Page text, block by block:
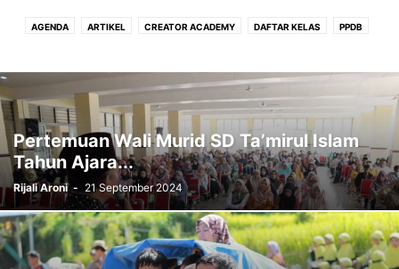
AGENDA ARTIKEL CREATOR ACADEMY DAFTAR KELAS PPDB
Pertemuan Wali Murid SD Ta’mirul Islam
Tahun Ajara...
Rijali Aroni - 21 September 2024